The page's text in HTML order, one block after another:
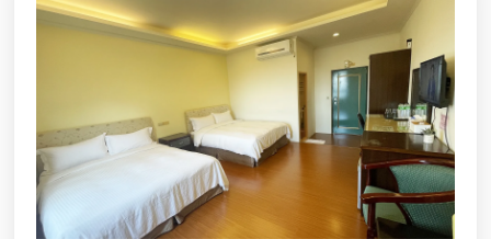
平日：2400 元 / 假日：3300 元
查看房型 查空房